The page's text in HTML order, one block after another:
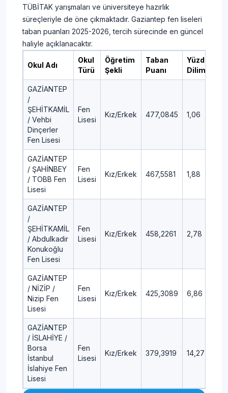
TÜBİTAK yarışmaları ve üniversiteye hazırlık
süreçleriyle de öne çıkmaktadır. Gaziantep fen liseleri
taban puanları 2025-2026, tercih sürecinde en güncel
haliyle açıklanacaktır.
Okul Adı
Okul
Türü
Öğretim
Şekli
Taban
Puanı
Yüzdelik
Dilim
GAZİANTEP
/
ŞEHİTKAMİL
/ Vehbi
Dinçerler
Fen Lisesi
Fen
Lisesi
Kız/Erkek 477,0845 1,06
GAZİANTEP
/ ŞAHİNBEY
/ TOBB Fen
Lisesi
Fen
Lisesi
Kız/Erkek 467,5581 1,88
GAZİANTEP
/
ŞEHİTKAMİL
/ Abdulkadir
Konukoğlu
Fen Lisesi
Fen
Lisesi
Kız/Erkek 458,2261 2,78
GAZİANTEP
/ NİZİP /
Nizip Fen
Lisesi
Fen
Lisesi
Kız/Erkek 425,3089 6,86
GAZİANTEP
/ İSLAHİYE /
Borsa
İstanbul
İslahiye Fen
Lisesi
Fen
Lisesi
Kız/Erkek 379,3919 14,27